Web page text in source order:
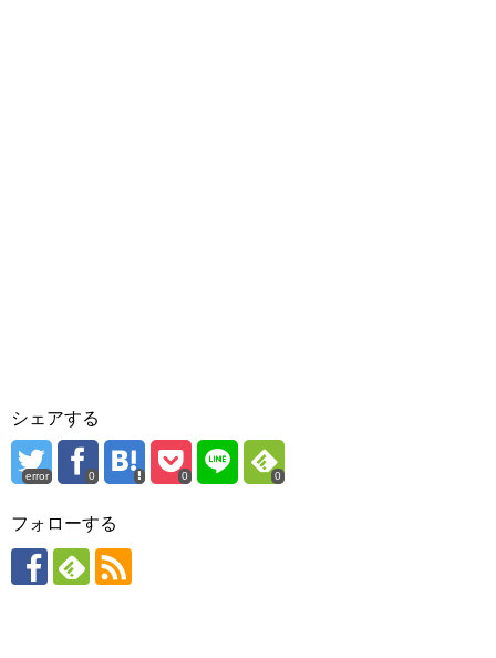
シェアする
error 0 0 0
フォローする